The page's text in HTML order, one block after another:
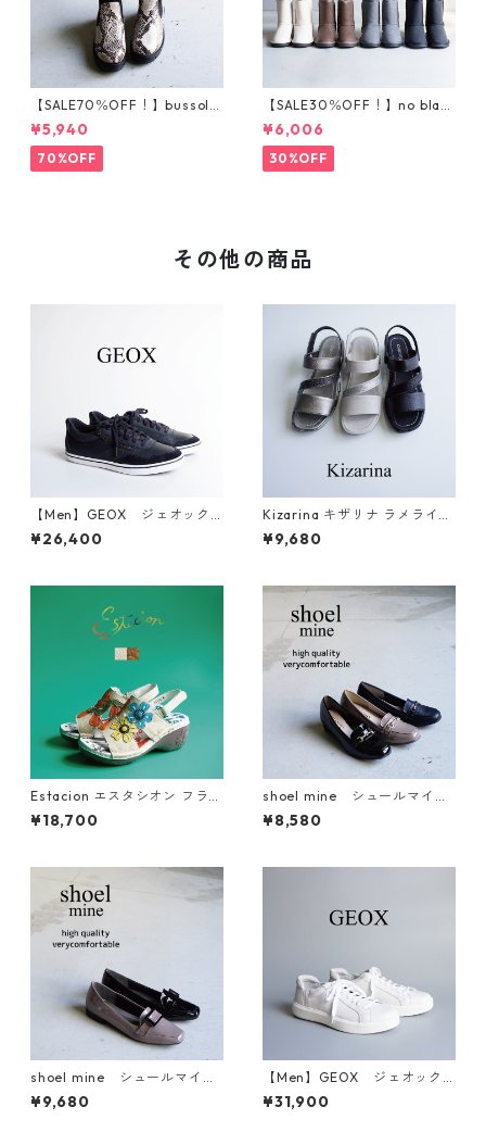
【SALE70％OFF！】bussola
ブソラ パイソン柄ストレ
ッチショートブーツ 935540
¥5,940
70%OFF
【SALE30％OFF！】no blan
d フェイクムートンブーツ
201-1
¥6,006
30%OFF
その他の商品
【Men】GEOX ジェオック
ス レザースニーカー U35BCB
¥26,400
Kizarina キザリナ ラメライン
軽量ストレッチサンダル KZ51
75
¥9,680
Estacion エスタシオン フラワ
ーモチーフ厚底本革バックス
トラップサンダル NK222C
¥18,700
shoel mine シュールマイ
ン ビットモチーフレインパ
ンプス U18199
¥8,580
shoel mine シュールマイ
ン バックルモチーフエナメ
ルパンプス 1785
¥9,680
【Men】GEOX ジェオック
ス レザースニーカー U26EAB
¥31,900